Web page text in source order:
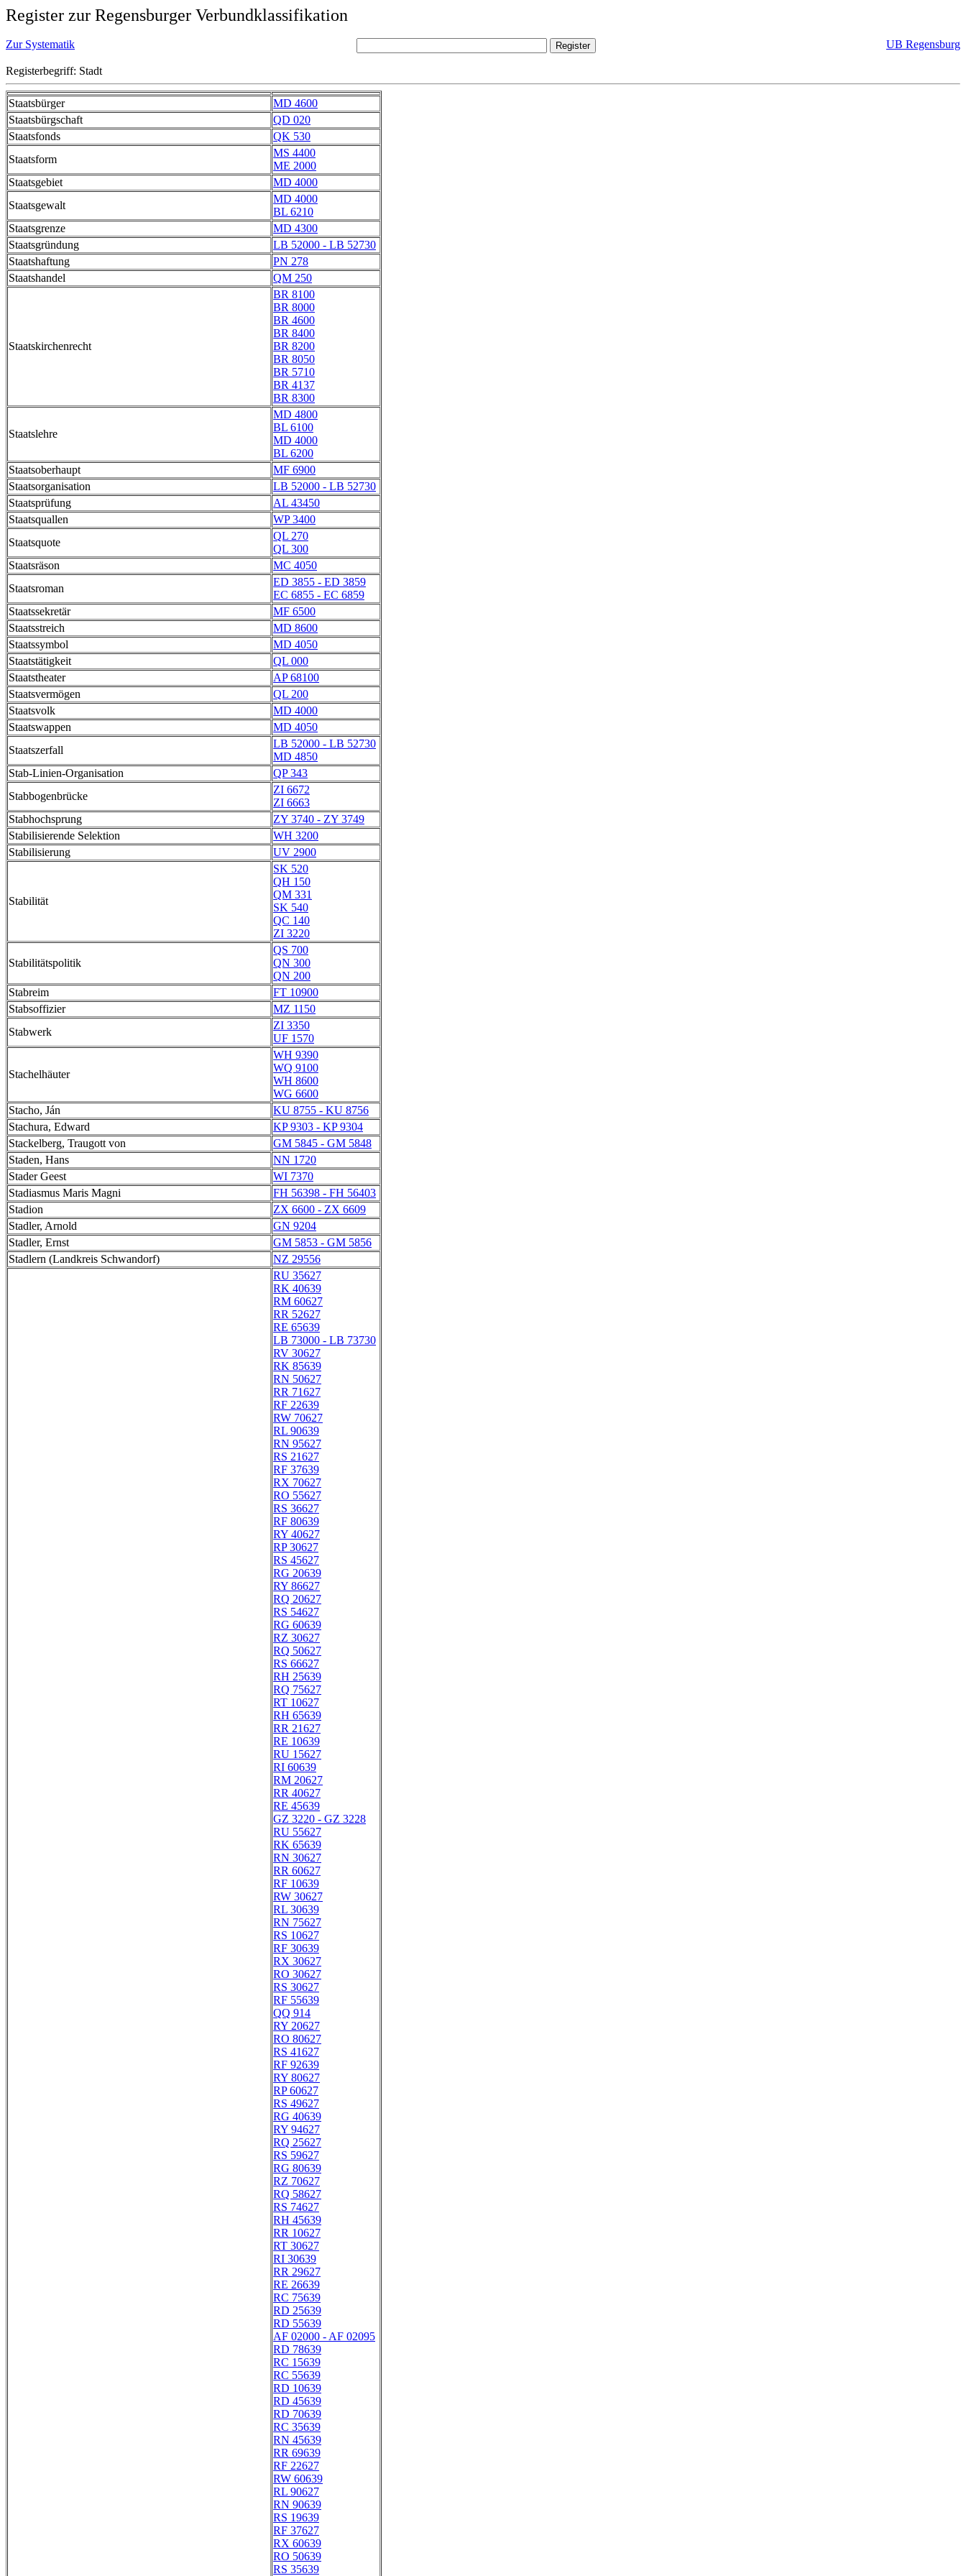
Register zur Regensburger Verbundklassifikation
Zur Systematik UB Regensburg
Registerbegriff: Stadt
Staatsbürger
MD 4600
Staatsbürgschaft
QD 020
Staatsfonds
QK 530
Staatsform
MS 4400
ME 2000
Staatsgebiet
MD 4000
Staatsgewalt
MD 4000
BL 6210
Staatsgrenze
MD 4300
Staatsgründung
LB 52000 - LB 52730
Staatshaftung
PN 278
Staatshandel
QM 250
Staatskirchenrecht
BR 8100
BR 8000
BR 4600
BR 8400
BR 8200
BR 8050
BR 5710
BR 4137
BR 8300
Staatslehre
MD 4800
BL 6100
MD 4000
BL 6200
Staatsoberhaupt
MF 6900
Staatsorganisation
LB 52000 - LB 52730
Staatsprüfung
AL 43450
Staatsquallen
WP 3400
Staatsquote
QL 270
QL 300
Staatsräson
MC 4050
Staatsroman
ED 3855 - ED 3859
EC 6855 - EC 6859
Staatssekretär
MF 6500
Staatsstreich
MD 8600
Staatssymbol
MD 4050
Staatstätigkeit
QL 000
Staatstheater
AP 68100
Staatsvermögen
QL 200
Staatsvolk
MD 4000
Staatswappen
MD 4050
Staatszerfall
LB 52000 - LB 52730
MD 4850
Stab-Linien-Organisation
QP 343
Stabbogenbrücke
ZI 6672
ZI 6663
Stabhochsprung
ZY 3740 - ZY 3749
Stabilisierende Selektion
WH 3200
Stabilisierung
UV 2900
Stabilität
SK 520
QH 150
QM 331
SK 540
QC 140
ZI 3220
Stabilitätspolitik
QS 700
QN 300
QN 200
Stabreim
FT 10900
Stabsoffizier
MZ 1150
Stabwerk
ZI 3350
UF 1570
Stachelhäuter
WH 9390
WQ 9100
WH 8600
WG 6600
Stacho, Ján
KU 8755 - KU 8756
Stachura, Edward
KP 9303 - KP 9304
Stackelberg, Traugott von
GM 5845 - GM 5848
Staden, Hans
NN 1720
Stader Geest
WI 7370
Stadiasmus Maris Magni
FH 56398 - FH 56403
Stadion
ZX 6600 - ZX 6609
Stadler, Arnold
GN 9204
Stadler, Ernst
GM 5853 - GM 5856
Stadlern (Landkreis Schwandorf)
NZ 29556
RU 35627
RK 40639
RM 60627
RR 52627
RE 65639
LB 73000 - LB 73730
RV 30627
RK 85639
RN 50627
RR 71627
RF 22639
RW 70627
RL 90639
RN 95627
RS 21627
RF 37639
RX 70627
RO 55627
RS 36627
RF 80639
RY 40627
RP 30627
RS 45627
RG 20639
RY 86627
RQ 20627
RS 54627
RG 60639
RZ 30627
RQ 50627
RS 66627
RH 25639
RQ 75627
RT 10627
RH 65639
RR 21627
RE 10639
RU 15627
RI 60639
RM 20627
RR 40627
RE 45639
GZ 3220 - GZ 3228
RU 55627
RK 65639
RN 30627
RR 60627
RF 10639
RW 30627
RL 30639
RN 75627
RS 10627
RF 30639
RX 30627
RO 30627
RS 30627
RF 55639
QQ 914
RY 20627
RO 80627
RS 41627
RF 92639
RY 80627
RP 60627
RS 49627
RG 40639
RY 94627
RQ 25627
RS 59627
RG 80639
RZ 70627
RQ 58627
RS 74627
RH 45639
RR 10627
RT 30627
RI 30639
RR 29627
RE 26639
RC 75639
RD 25639
RD 55639
AF 02000 - AF 02095
RD 78639
RC 15639
RC 55639
RD 10639
RD 45639
RD 70639
RC 35639
RN 45639
RR 69639
RF 22627
RW 60639
RL 90627
RN 90639
RS 19639
RF 37627
RX 60639
RO 50639
RS 35639